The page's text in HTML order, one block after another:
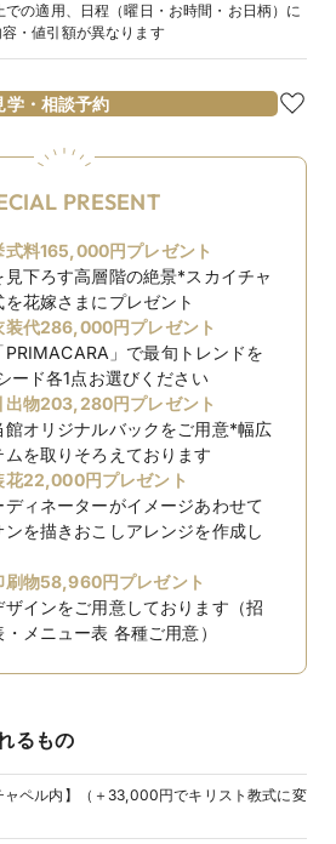
での適用、日程（曜日・お時間・お日柄）に
・値引額が異なります
学・相談予約
PRESENT
式料165,000円プレゼント
下ろす高層階の絶景*スカイチャ
花嫁さまにプレゼント
装代286,000円プレゼント
」で最旬トレンドを
ード各1点お選びください
出物203,280円プレゼント
館オリジナルバックをご用意*幅広
を取りそろえております
花22,000円プレゼント
ィネーターがイメージあわせて
を描きおこしアレンジを作成し
刷物58,960円プレゼント
インをご用意しております（招
メニュー表 各種ご用意）
るもの
ャペル内】（＋33,000円でキリスト教式に変